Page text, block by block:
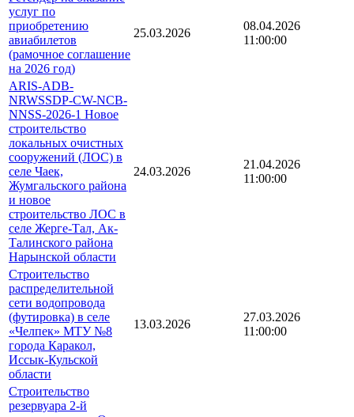
услуг по
приобретению
авиабилетов
(рамочное соглашение
на 2026 год)
25.03.2026
08.04.2026
11:00:00
ARIS-ADB-
NRWSSDP-CW-NCB-
NNSS-2026-1 Новое
строительство
локальных очистных
сооружений (ЛОС) в
селе Чаек,
Жумгальского района
и новое
строительство ЛОС в
селе Жерге-Тал, Ак-
Талинского района
Нарынской области
24.03.2026
21.04.2026
11:00:00
Строительство
распределительной
сети водопровода
(футировка) в селе
«Челпек» МТУ №8
города Каракол,
Иссык-Кульской
области
13.03.2026
27.03.2026
11:00:00
Строительство
резервуара 2-й